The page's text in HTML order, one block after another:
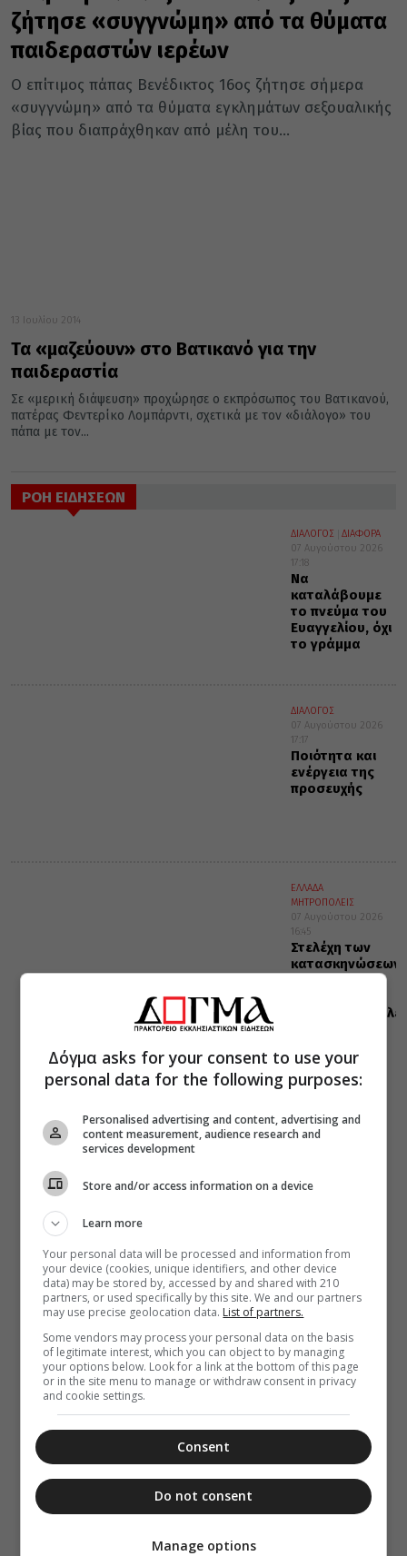
ζήτησε «συγγνώμη» από τα θύματα
παιδεραστών ιερέων
Ο επίτιμος πάπας Βενέδικτος 16ος ζήτησε σήμερα
«συγγνώμη» από τα θύματα εγκλημάτων σεξουαλικής
βίας που διαπράχθηκαν από μέλη του...
13 Ιουλίου 2014
Τα «μαζεύουν» στο Βατικανό για την
παιδεραστία
Σε «μερική διάψευση» προχώρησε ο εκπρόσωπος του Βατικανού,
πατέρας Φεντερίκο Λομπάρντι, σχετικά με τον «διάλογο» του
πάπα με τον...
ΡΟΗ ΕΙΔΗΣΕΩΝ
ΔΙΑΛΟΓΟΣ
ΔΙΑΦΟΡΑ
07 Αυγούστου 2026
17:18
Να
καταλάβουμε
το πνεύμα του
Ευαγγελίου, όχι
το γράμμα
ΔΙΑΛΟΓΟΣ
07 Αυγούστου 2026
17:17
Ποιότητα και
ενέργεια της
προσευχής
ΕΛΛΑΔΑ
ΜΗΤΡΟΠΟΛΕΙΣ
07 Αυγούστου 2026
16:45
Στελέχη των
κατασκηνώσεων
(ΦΩΤΟ)
Δόγμα asks for your consent to use your
personal data for the following purposes:
Personalised advertising and content, advertising and
content measurement, audience research and
services development
Store and/or access information on a device
Learn more
Your personal data will be processed and information from
your device (cookies, unique identifiers, and other device
data) may be stored by, accessed by and shared with 210
partners, or used specifically by this site. We and our partners
may use precise geolocation data. List of partners.
Some vendors may process your personal data on the basis
of legitimate interest, which you can object to by managing
your options below. Look for a link at the bottom of this page
or in the site menu to manage or withdraw consent in privacy
and cookie settings.
Consent
Do not consent
Manage options